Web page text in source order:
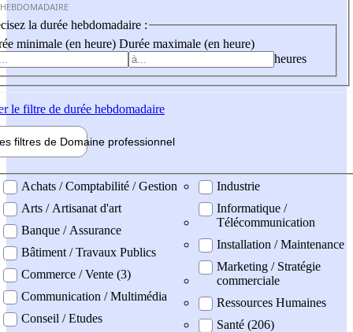
la durée hebdomadaire :
minimale (en heure) Durée maximale (en heure)
heures
le filtre de durée hebdomadaire
filtres de Domaine professionnel
professionel
Achats / Comptabilité / Gestion
Arts / Artisanat d'art
Banque / Assurance
Bâtiment / Travaux Publics
Commerce / Vente (3)
Communication / Multimédia
Conseil / Etudes
Industrie
Informatique /
Télécommunication
Installation / Maintenance
Marketing / Stratégie
commerciale
Ressources Humaines
Santé (206)